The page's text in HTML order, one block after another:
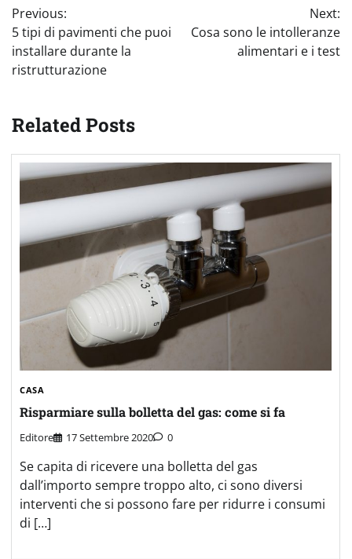
articoli
Previous:
5 tipi di pavimenti che puoi
installare durante la
ristrutturazione
Next:
Cosa sono le intolleranze
alimentari e i test
Related Posts
CASA
Risparmiare sulla bolletta del gas: come si fa
Editore 17 Settembre 2020 0
Se capita di ricevere una bolletta del gas
dall’importo sempre troppo alto, ci sono diversi
interventi che si possono fare per ridurre i consumi
di […]